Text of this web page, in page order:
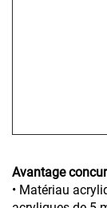
Avantage
• Matériau